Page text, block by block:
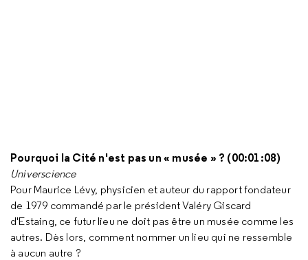
Pourquoi la Cité n'est pas un « musée » ? (00:01:08)
Universcience
Pour Maurice Lévy, physicien et auteur du rapport fondateur
de 1979 commandé par le président Valéry Giscard
d'Estaing, ce futur lieu ne doit pas être un musée comme les
autres. Dès lors, comment nommer un lieu qui ne ressemble
à aucun autre ?